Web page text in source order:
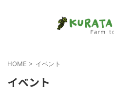
HOME > イベント
イベント